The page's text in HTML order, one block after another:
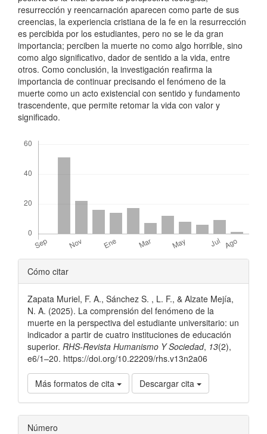
resurrección y reencarnación aparecen como parte de sus
creencias, la experiencia cristiana de la fe en la resurrección
es percibida por los estudiantes, pero no se le da gran
importancia; perciben la muerte no como algo horrible, sino
como algo significativo, dador de sentido a la vida, entre
otros. Como conclusión, la investigación reafirma la
importancia de continuar precisando el fenómeno de la
muerte como un acto existencial con sentido y fundamento
trascendente, que permite retomar la vida con valor y
significado.
Detalles
del
artículo
Cómo citar
Zapata Muriel, F. A., Sánchez S. , L. F., & Alzate Mejía,
N. A. (2025). La comprensión del fenómeno de la
muerte en la perspectiva del estudiante universitario: un
indicador a partir de cuatro instituciones de educación
superior. RHS-Revista Humanismo Y Sociedad, 13(2),
e6/1–20. https://doi.org/10.22209/rhs.v13n2a06
Más formatos de cita Descargar cita
Número